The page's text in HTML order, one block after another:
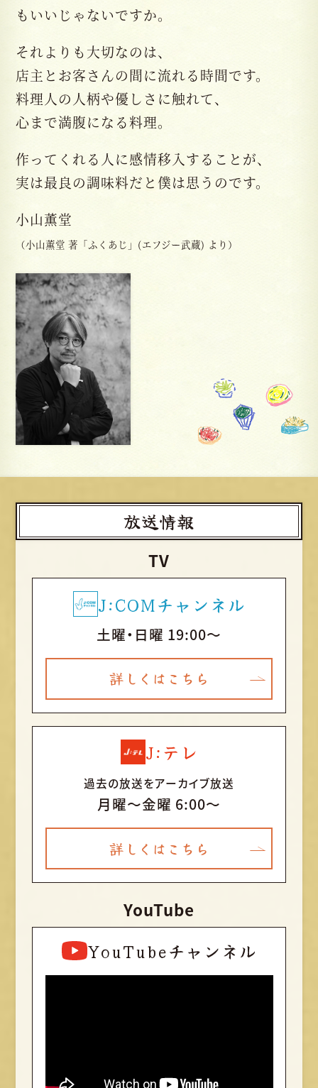
もいいじゃないですか。
それよりも大切なのは、
店主とお客さんの間に流れる時間です。
料理人の人柄や優しさに触れて、
心まで満腹になる料理。
作ってくれる人に感情移入することが、
実は最良の調味料だと僕は思うのです。
小山薫堂
（小山薫堂 著「ふくあじ」(エフジー武蔵) より）
放送情報
TV
J:COMチャンネル
土曜・日曜 19:00～
詳しくはこちら
J:テレ
過去の放送をアーカイブ放送
月曜〜金曜 6:00～
詳しくはこちら
YouTube
YouTubeチャンネル